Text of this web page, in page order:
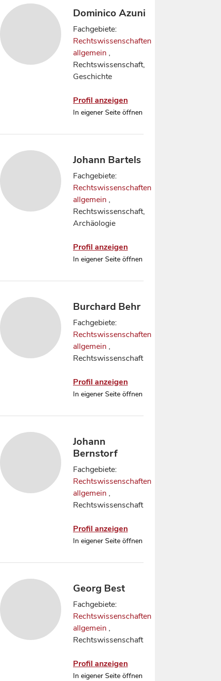
Dominico Azuni
Fachgebiete:
Rechtswissenschaften
allgemein ,
Rechtswissenschaft,
Geschichte
Profil anzeigen
In eigener Seite öffnen
Johann Bartels
Fachgebiete:
Rechtswissenschaften
allgemein ,
Rechtswissenschaft,
Archäologie
Profil anzeigen
In eigener Seite öffnen
Burchard Behr
Fachgebiete:
Rechtswissenschaften
allgemein ,
Rechtswissenschaft
Profil anzeigen
In eigener Seite öffnen
Johann
Bernstorf
Fachgebiete:
Rechtswissenschaften
allgemein ,
Rechtswissenschaft
Profil anzeigen
In eigener Seite öffnen
Georg Best
Fachgebiete:
Rechtswissenschaften
allgemein ,
Rechtswissenschaft
Profil anzeigen
In eigener Seite öffnen